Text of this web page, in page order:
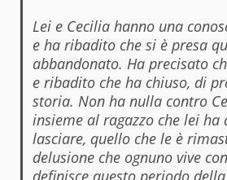
Lei e Cecilia hanno una
e ha ribadito che si è presa
abbandonato. Ha precisato
e ribadito che ha chiuso, di
storia. Non ha nulla contro
insieme al ragazzo che lei ha
lasciare, quello che le è
delusione che ognuno vive